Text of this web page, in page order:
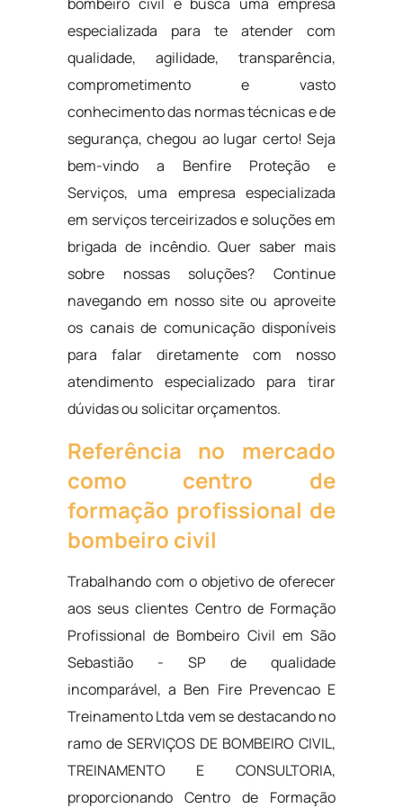
especializada para te atender com
qualidade, agilidade, transparência,
comprometimento e vasto
conhecimento das normas técnicas e de
segurança, chegou ao lugar certo! Seja
bem-vindo a Benfire Proteção e
Serviços, uma empresa especializada
em serviços terceirizados e soluções em
brigada de incêndio. Quer saber mais
sobre nossas soluções? Continue
navegando em nosso site ou aproveite
os canais de comunicação disponíveis
para falar diretamente com nosso
atendimento especializado para tirar
dúvidas ou solicitar orçamentos.
Referência no mercado
como centro de
formação profissional de
bombeiro civil
Trabalhando com o objetivo de oferecer
aos seus clientes Centro de Formação
Profissional de Bombeiro Civil em São
Sebastião - SP de qualidade
incomparável, a Ben Fire Prevencao E
Treinamento Ltda vem se destacando no
ramo de SERVIÇOS DE BOMBEIRO CIVIL,
TREINAMENTO E CONSULTORIA,
proporcionando Centro de Formação